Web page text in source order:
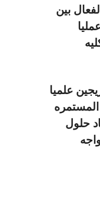
بين
علميا
المستمره
حلول